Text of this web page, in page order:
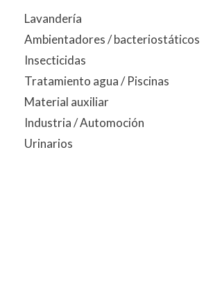
Lavandería
Ambientadores / bacteriostáticos
Insecticidas
Tratamiento agua / Piscinas
Material auxiliar
Industria / Automoción
Urinarios